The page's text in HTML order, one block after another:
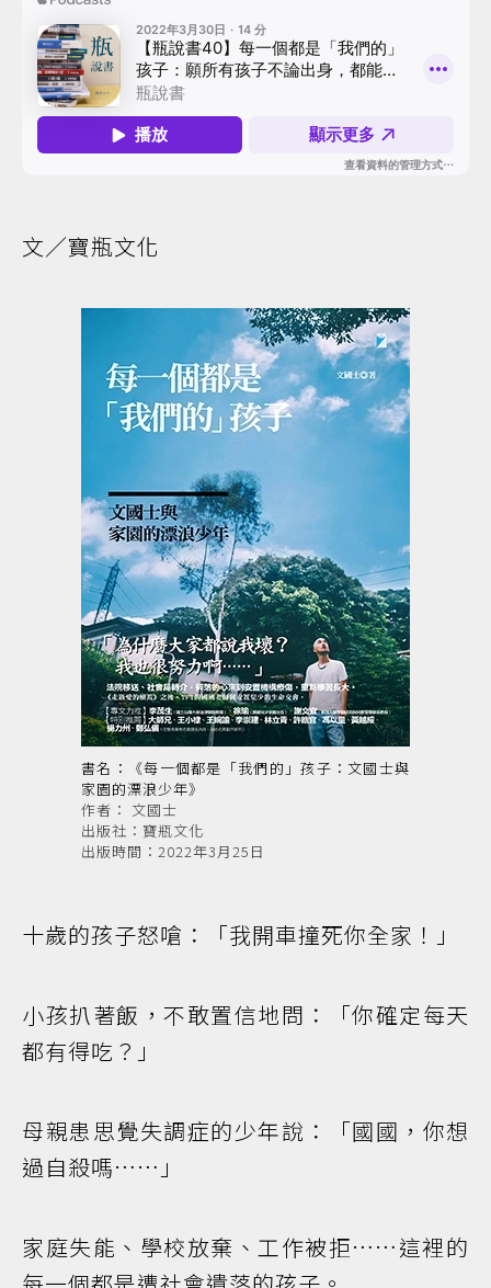
文／寶瓶文化
書名：
《每一個都是「我們的」孩子：文國士與
家園的漂浪少年》
作者： 文國士
出版社：寶瓶文化
出版時間：2022年3月25日
十歲的孩子怒嗆：「我開車撞死你全家！」
小孩扒著飯，不敢置信地問：「你確定每天
都有得吃？」
母親患思覺失調症的少年說：「國國，你想
過自殺嗎……」
家庭失能、學校放棄、工作被拒……這裡的